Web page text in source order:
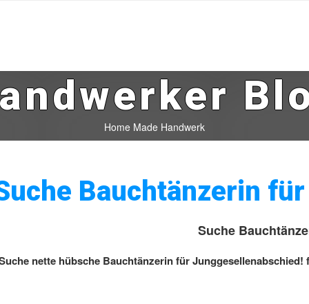
Home Made Handwerk
Bauchtänzerin
Suche
nette hübsche Bauchtänzerin für Junggesellenabschied!